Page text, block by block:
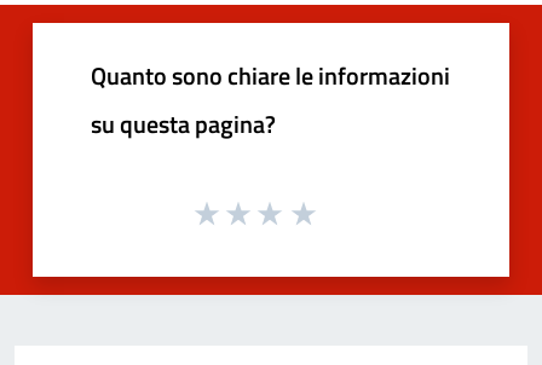
Quanto sono chiare le informazioni
su questa pagina?